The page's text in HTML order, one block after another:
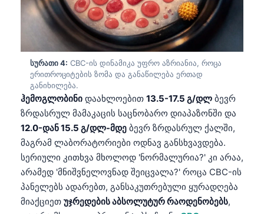
სურათი 4: CBC-ის დინამიკა უფრო აზრიანია, როცა
ერითროციტების ზომა და განაწილება ერთად
განიხილება.
ჰემოგლობინი დაახლოებით 13.5-17.5 გ/დლ ბევრ
ზრდასრულ მამაკაცის საცნობარო დიაპაზონში და
12.0-დან 15.5 გ/დლ-მდე ბევრ ზრდასრულ ქალში,
მაგრამ ლაბორატორიები ოდნავ განსხვავდება.
სერიული კითხვა მხოლოდ 'ნორმალურია?' კი არაა,
არამედ 'მნიშვნელოვნად შეიცვალა?' როცა CBC-ის
პანელებს ადარებთ, განსაკუთრებული ყურადღება
მიაქციეთ უჯრედების აბსოლუტურ რაოდენობებს,
ئۇيغۇرچە
Кыргызча
Татар теле
Беларуская мова
Esperanto
Frysk
Ślōnskŏ gŏdka
Norsk bokmål